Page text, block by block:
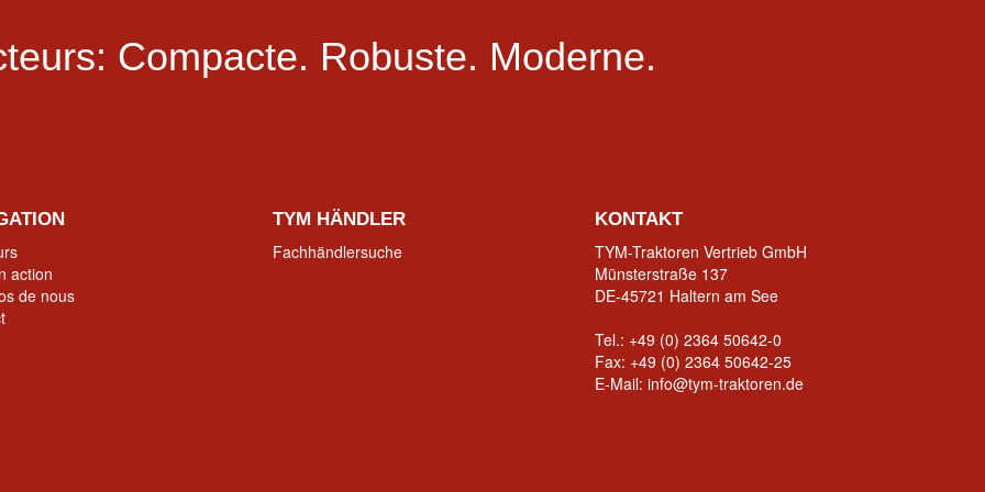
Compacte. Robuste. Moderne.
action
de nous
TYM HÄNDLER
Fachhändlersuche
KONTAKT
TYM-Traktoren Vertrieb GmbH
Münsterstraße 137
DE-45721 Haltern am See
Tel.: +49 (0) 2364 50642-0
Fax: +49 (0) 2364 50642-25
E-Mail: info@tym-traktoren.de